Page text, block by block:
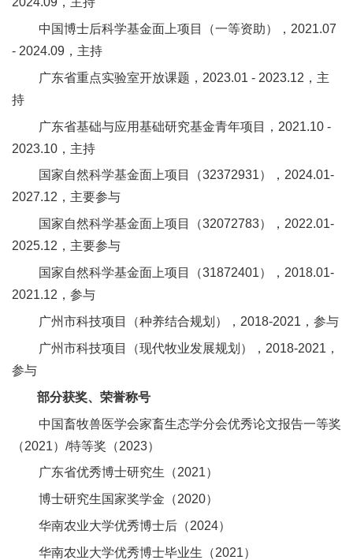
中国博士后科学基金面上项目（一等资助），2021.07
- 2024.09，主持
广东省重点实验室开放课题，2023.01 - 2023.12，主
持
广东省基础与应用基础研究基金青年项目，2021.10 -
2023.10，主持
国家自然科学基金面上项目（32372931），2024.01-
2027.12，主要参与
国家自然科学基金面上项目（32072783），2022.01-
2025.12，主要参与
国家自然科学基金面上项目（31872401），2018.01-
2021.12，参与
广州市科技项目（种养结合规划），2018-2021，参与
广州市科技项目（现代牧业发展规划），2018-2021，
参与
部分获奖、荣誉称号
中国畜牧兽医学会家畜生态学分会优秀论文报告一等奖
（2021）/特等奖（2023）
广东省优秀博士研究生（2021）
博士研究生国家奖学金（2020）
华南农业大学优秀博士后（2024）
华南农业大学优秀博士毕业生（2021）